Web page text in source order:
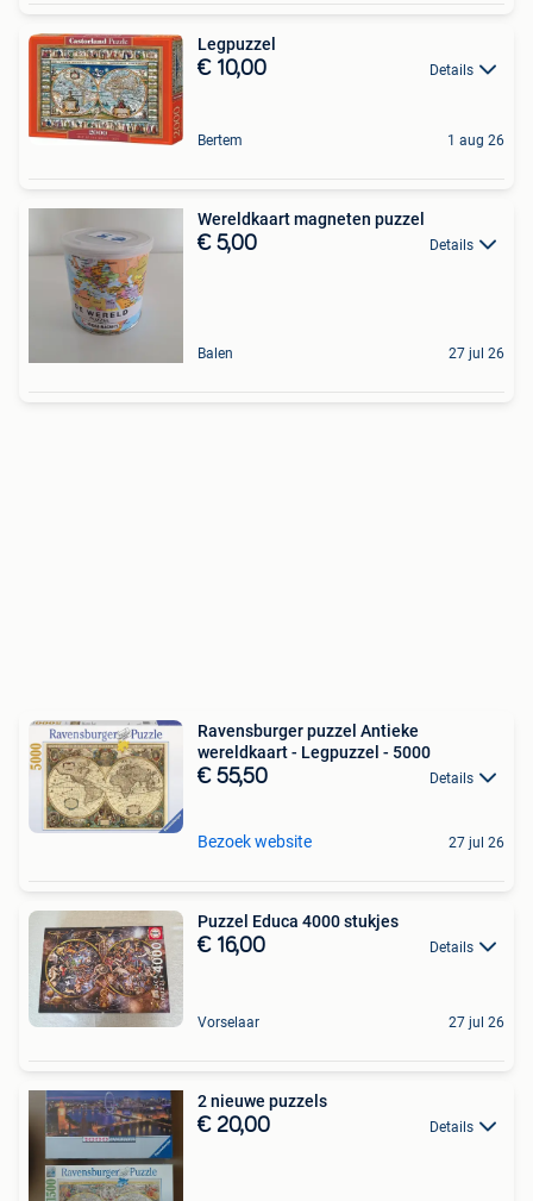
Legpuzzel
€ 10,00 Details
Bertem 1 aug 26
Wereldkaart magneten puzzel
€ 5,00 Details
Balen 27 jul 26
Ravensburger puzzel Antieke
wereldkaart - Legpuzzel - 5000
€ 55,50 Details
Bezoek website 27 jul 26
Puzzel Educa 4000 stukjes
€ 16,00 Details
Vorselaar 27 jul 26
2 nieuwe puzzels
€ 20,00 Details